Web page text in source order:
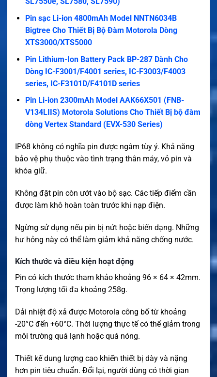
Pin sạc Li-ion 4800mAh Model NNTN6034B
Bigtree Cho Thiết Bị Bộ Đàm Motorola Dòng
XTS3000/XTS5000
Pin Lithium-Ion Battery Pack BP-287 Dành Cho
Dòng IC-F3001/F4001 series, IC-F3003/F4003
series, IC-F3101D/F4101D series
Pin Li-ion 2300mAh Model AAK66X501 (FNB-
V134LIIS) Motorola Solutions Cho Thiết Bị bộ đàm
dòng Vertex Standard (EVX-530 Series)
IP68 không có nghĩa pin được ngâm tùy ý. Khả năng
bảo vệ phụ thuộc vào tình trạng thân máy, vỏ pin và
khóa giữ.
Không đặt pin còn ướt vào bộ sạc. Các tiếp điểm cần
được làm khô hoàn toàn trước khi nạp điện.
Ngừng sử dụng nếu pin bị nứt hoặc biến dạng. Những
hư hỏng này có thể làm giảm khả năng chống nước.
Kích thước và điều kiện hoạt động
Pin có kích thước tham khảo khoảng 96 × 64 × 42mm.
Trọng lượng tối đa khoảng 258g.
Dải nhiệt độ xả được Motorola công bố từ khoảng
-20°C đến +60°C. Thời lượng thực tế có thể giảm trong
môi trường quá lạnh hoặc quá nóng.
Thiết kế dung lượng cao khiến thiết bị dày và nặng
hơn pin tiêu chuẩn. Đổi lại, người dùng có thời gian